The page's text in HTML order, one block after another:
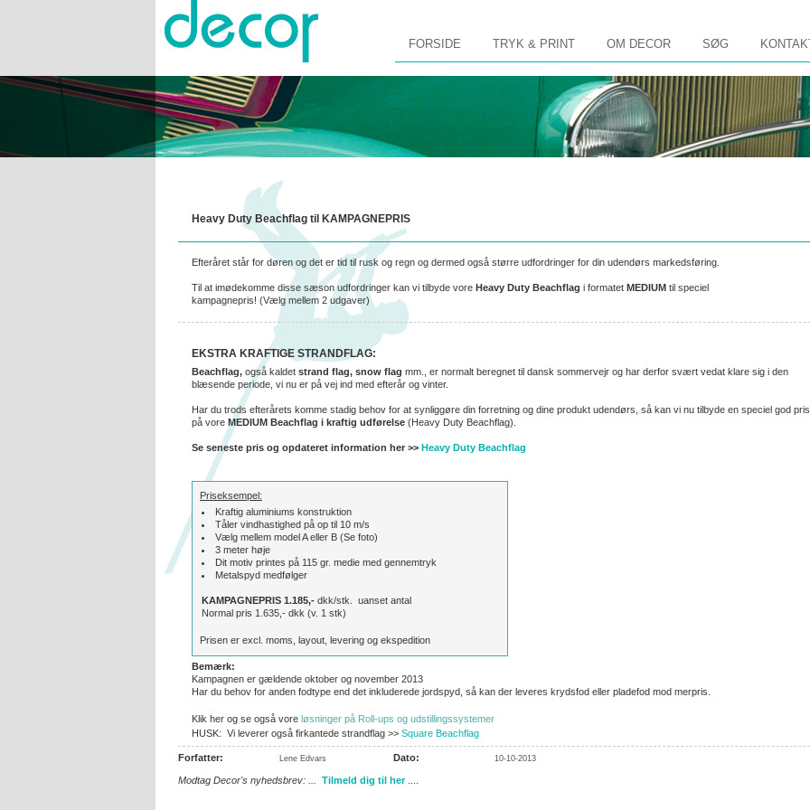
FORSIDE TRYK & PRINT OM DECOR SØG
.img { position: absolute; overflow: visible; resize: both; margin-left: auto; margin-right: auto; }
Heavy Duty Beachflag til KAMPAGNEPRIS
Efteråret står for døren og det er tid til rusk og regn og dermed også større udfordringer for din udendørs markedsføring.
Til at imødekomme disse sæson udfordringer kan vi tilbyde vore Heavy Duty Beachflag i formatet MEDIUM til speciel
kampagnepris! (Vælg mellem 2 udgaver)
EKSTRA KRAFTIGE STRANDFLAG:
Beachflag, også kaldet strand flag, snow flag mm., er normalt beregnet til dansk sommervejr og har derfor svært vedat klare sig i den
blæsende periode, vi nu er på vej ind med efterår og vinter.
Har du trods efterårets komme stadig behov for at synliggøre din forretning og dine produkt udendørs, så kan vi nu tilbyde en speciel god pris
på vore MEDIUM Beachflag i kraftig udførelse (Heavy Duty Beachflag).
Se seneste pris og opdateret information her >> Heavy Duty Beachflag
Priseksempel:
Kraftig aluminiums konstruktion
Tåler vindhastighed på op til 10 m/s
Vælg mellem model A eller B (Se foto)
3 meter høje
Dit motiv printes på 115 gr. medie med gennemtryk
Metalspyd medfølger
KAMPAGNEPRIS 1.185,- dkk/stk. uanset antal
Normal pris 1.635,- dkk (v. 1 stk)
Prisen er excl. moms, layout, levering og ekspedition
Bemærk:
Kampagnen er gældende oktober og november 2013
Har du behov for anden fodtype end det inkluderede jordspyd, så kan der leveres krydsfod eller pladefod mod merpris.
Klik her og se også vore løsninger på Roll-ups og udstillingssystemer
HUSK: Vi leverer også firkantede strandflag >> Square Beachflag
Forfatter: Lene Edvars Dato: 10-10-2013
Modtag Decor's nyhedsbrev: ... Tilmeld dig til her....